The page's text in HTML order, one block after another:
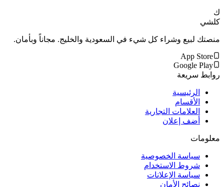
ك
كلشي
منصتك لبيع وشراء كل شيء في السعودية والخليج. مجاناً وبأمان.
App Store
Google Play
روابط سريعة
الرئيسية
الأقسام
العلامات التجارية
أضف إعلان
معلومات
سياسة الخصوصية
شروط الاستخدام
سياسة الإعلانات
نصائح الأمان